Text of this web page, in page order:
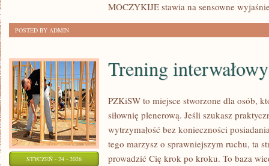
MOCZYKIJE stawia na sensowne
POSTED BY ADMIN
STYCZEŃ - 24 - 2026
Trening
PZKiSW to miejsce stworzone dla osób,
siłownię plenerową. Jeśli szukasz
wytrzymałość bez konieczności
tego marzysz o sprawniejszym ruchu, ta
prowadzić Cię krok po kroku. To baza